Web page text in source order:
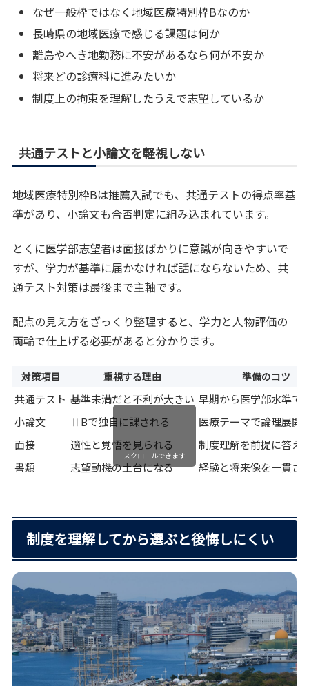
なぜ一般枠ではなく地域医療特別枠Bなのか
長崎県の地域医療で感じる課題は何か
離島やへき地勤務に不安があるなら何が不安か
将来どの診療科に進みたいか
制度上の拘束を理解したうえで志望しているか
共通テストと小論文を軽視しない
地域医療特別枠Bは推薦入試でも、共通テストの得点率基
準があり、小論文も合否判定に組み込まれています。
とくに医学部志望者は面接ばかりに意識が向きやすいで
すが、学力が基準に届かなければ話にならないため、共
通テスト対策は最後まで主軸です。
配点の見え方をざっくり整理すると、学力と人物評価の
両輪で仕上げる必要があると分かります。
対策項目 重視する理由 準備のコツ
共通テスト 基準未満だと不利が大きい 早期から医学部水準で
小論文
ⅡBで独自に課される
医療テーマで論理展開
面接
適性と覚悟を見られる
制度理解を前提に答え
書類
志望動機の土台になる 経験と将来像を一貫さ
スクロールできます
制度を理解してから選ぶと後悔しにくい